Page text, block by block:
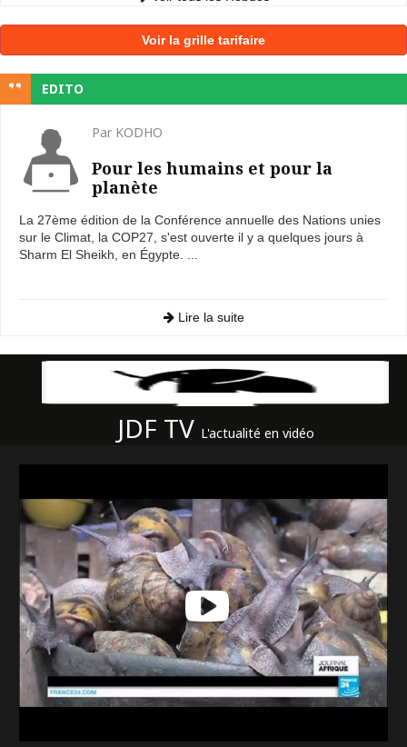
Voir la grille tarifaire
EDITO
Par KODHO
Pour les humains et pour la
planète
La 27ème édition de la Conférence annuelle des Nations unies
sur le Climat, la COP27, s'est ouverte il y a quelques jours à
Sharm El Sheikh, en Égypte. ...
Lire la suite
JDF TV L'actualité en vidéo